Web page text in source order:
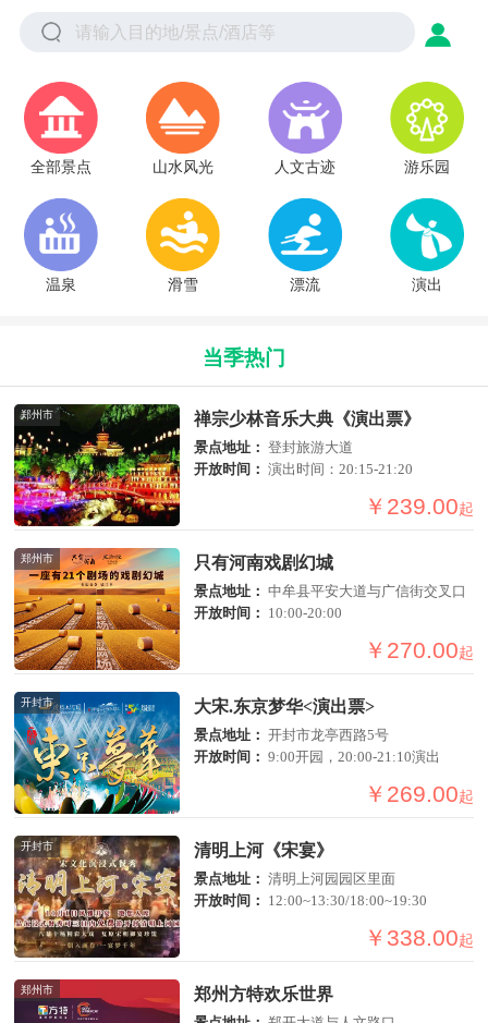
全部景点 山水风光 人文古迹 游乐园
温泉 滑雪 漂流 演出
当季热门
郑州市 禅宗少林音乐大典《演出票》
景点地址： 登封旅游大道
开放时间： 演出时间：20:15-21:20
￥239.00起
郑州市 只有河南戏剧幻城
景点地址： 中牟县平安大道与广信街交叉口
开放时间： 10:00-20:00
￥270.00起
开封市 大宋.东京梦华<演出票>
景点地址： 开封市龙亭西路5号
开放时间： 9:00开园，20:00-21:10演出
￥269.00起
开封市 清明上河《宋宴》
景点地址： 清明上河园园区里面
开放时间： 12:00~13:30/18:00~19:30
￥338.00起
郑州市 郑州方特欢乐世界